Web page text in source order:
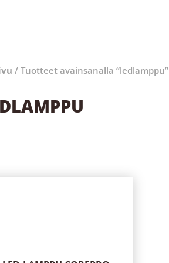
/ Tuotteet avainsanalla “ledlamppu”